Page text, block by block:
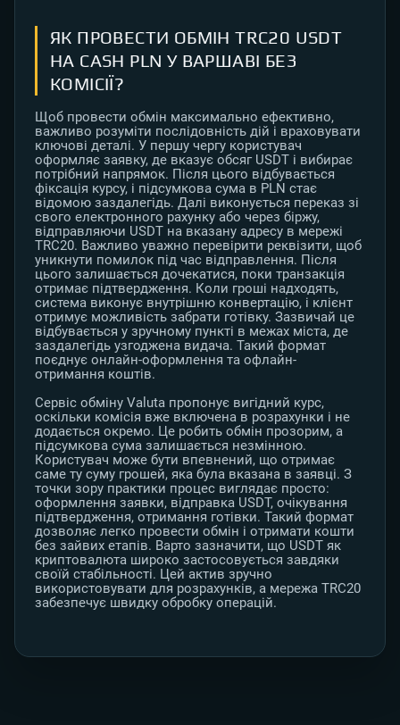
ЯК ПРОВЕСТИ ОБМІН TRC20 USDT
НА CASH PLN У ВАРШАВІ БЕЗ
КОМІСІЇ?
Щоб провести обмін максимально ефективно,
важливо розуміти послідовність дій і враховувати
ключові деталі. У першу чергу користувач
оформляє заявку, де вказує обсяг USDT і вибирає
потрібний напрямок. Після цього відбувається
фіксація курсу, і підсумкова сума в PLN стає
відомою заздалегідь. Далі виконується переказ зі
свого електронного рахунку або через біржу,
відправляючи USDT на вказану адресу в мережі
TRC20. Важливо уважно перевірити реквізити, щоб
уникнути помилок під час відправлення. Після
цього залишається дочекатися, поки транзакція
отримає підтвердження. Коли гроші надходять,
система виконує внутрішню конвертацію, і клієнт
отримує можливість забрати готівку. Зазвичай це
відбувається у зручному пункті в межах міста, де
заздалегідь узгоджена видача. Такий формат
поєднує онлайн-оформлення та офлайн-
отримання коштів.
Сервіс обміну Valuta пропонує вигідний курс,
оскільки комісія вже включена в розрахунки і не
додається окремо. Це робить обмін прозорим, а
підсумкова сума залишається незмінною.
Користувач може бути впевнений, що отримає
саме ту суму грошей, яка була вказана в заявці. З
точки зору практики процес виглядає просто:
оформлення заявки, відправка USDT, очікування
підтвердження, отримання готівки. Такий формат
дозволяє легко провести обмін і отримати кошти
без зайвих етапів. Варто зазначити, що USDT як
криптовалюта широко застосовується завдяки
своїй стабільності. Цей актив зручно
використовувати для розрахунків, а мережа TRC20
забезпечує швидку обробку операцій.